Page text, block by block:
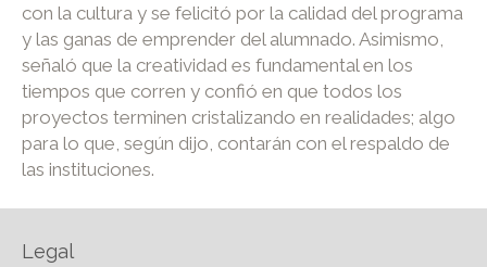
con la cultura y se felicitó por la calidad del programa
y las ganas de emprender del alumnado. Asimismo,
señaló que la creatividad es fundamental en los
tiempos que corren y confió en que todos los
proyectos terminen cristalizando en realidades; algo
para lo que, según dijo, contarán con el respaldo de
las instituciones.
Legal